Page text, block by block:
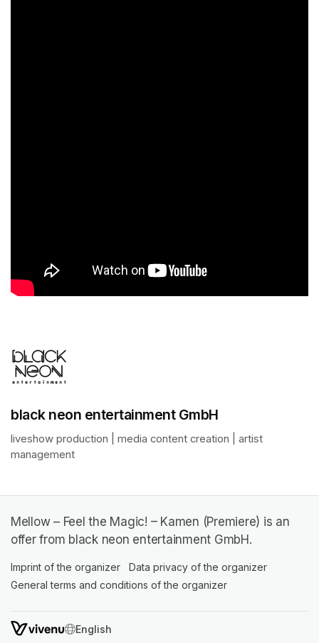
black neon entertainment GmbH
liveshow production | media content creation | artist
management
Mellow – Feel the Magic! – Kamen (Premiere) is an
offer from black neon entertainment GmbH.
Imprint of the organizer (opens in a new tab)
Data privacy of the organizer
General terms and conditions of the organizer
SWITCH LANGUAGE